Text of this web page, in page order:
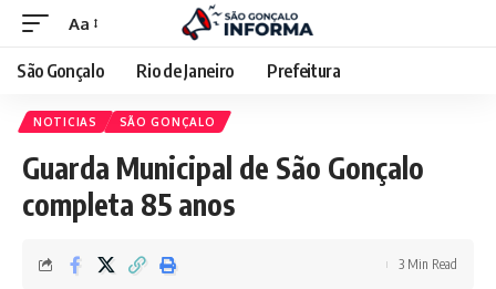
Aa
São Gonçalo Rio de Janeiro Prefeitura
NOTICIAS SÃO GONÇALO
Guarda Municipal de São Gonçalo
completa 85 anos
3 Min Read